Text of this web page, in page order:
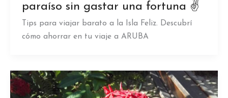
paraíso sin gastar una fortuna ✌
Tips para viajar barato a la Isla Feliz. Descubrí
cómo ahorrar en tu viaje a ARUBA